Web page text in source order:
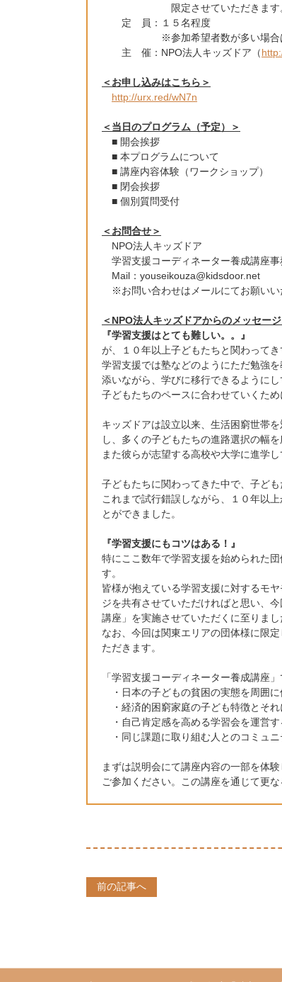
限定させていただきます
定 員：１５名程度
※参加希望者数が多い場合は、所
主 催：NPO法人キッズドア（
＜お申し込みはこちら＞
http://urx.red/wN7n
＜当日のプログラム（予定）＞
■ 開会挨拶
■ 本プログラムについて
■ 講座内容体験（ワークショップ）
■ 閉会挨拶
■ 個別質問受付
＜お問合せ＞
NPO法人キッズドア
学習支援コーディネーター養成講座事
Mail：youseikouza@kidsdoor.net
※お問い合わせはメールにてお願いい
＜NPO法人キッズドアからのメッセージ
『学習支援はとても難しい。。』
が、１０年以上子どもたちと関わって
学習支援では塾などのようにただ勉強
添いながら、学びに移行できるようにし
子どもたちのペースに合わせていくた
キッズドアは設立以来、生活困窮世帯
し、多くの子どもたちの進路選択の幅を
また彼らが志望する高校や大学に進学
子どもたちに関わってきた中で、子ど
これまで試行錯誤しながら、１０年以
とができました。
『学習支援にもコツはある！』
特にここ数年で学習支援を始められた
す。
皆様が抱えている学習支援に対するモ
ジを共有させていただければと思い、
講座」を実施させていただくに至りまし
なお、今回は関東エリアの団体様に限
ただきます。
「学習支援コーディネーター養成講座
・日本の子どもの貧困の実態を周囲に
・経済的困窮家庭の子ども特徴とそ
・自己肯定感を高める学習会を運営す
・同じ課題に取り組む人とのコ
まずは説明会にて講座内容の一部を体
ご参加ください。この講座を通じて更
前の記事へ